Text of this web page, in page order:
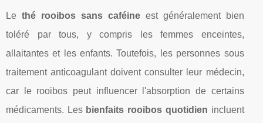
Le thé rooibos sans caféineest généralement bien
toléré par tous, y compris les femmes enceintes,
allaitantes et les enfants. Toutefois, les personnes sous
traitement anticoagulant doivent consulter leur médecin,
car le rooibos peut influencer l'absorption de certains
médicaments. Les bienfaits rooibos quotidien incluent